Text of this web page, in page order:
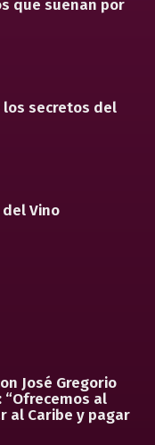
que suenan por
los secretos del
del Vino
José Gregorio
“Ofrecemos al
al Caribe y pagar